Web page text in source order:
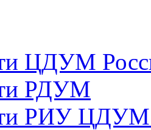
ЦДУМ
РДУМ
РИУ ЦДУМ